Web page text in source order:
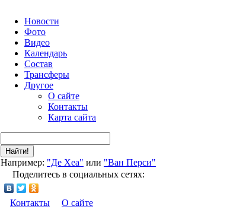
Новости
Фото
Видео
Календарь
Состав
Трансферы
Другое
О сайте
Контакты
Карта сайта
Найти!
Например: "Де Хеа" или "Ван Перси"
Поделитесь в социальных сетях:
Контакты О сайте